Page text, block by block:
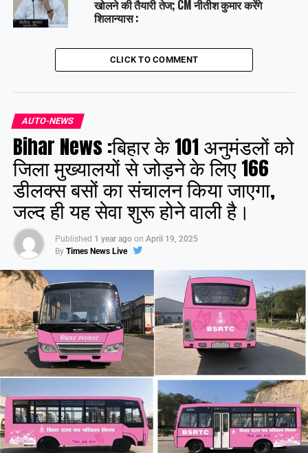
खोलने की तैयारी तेज; CM नीतीश कुमार करेंगे
शिलान्यास :
CLICK TO COMMENT
AUTO-NEWS
Bihar News :बिहार के 101 अनुमंडलों को
जिला मुख्यालयों से जोड़ने के लिए 166
डीलक्स बसों का संचालन किया जाएगा,
जल्द ही यह सेवा शुरू होने वाली है।
Published 1 year ago on April 19, 2025
By Times News Live